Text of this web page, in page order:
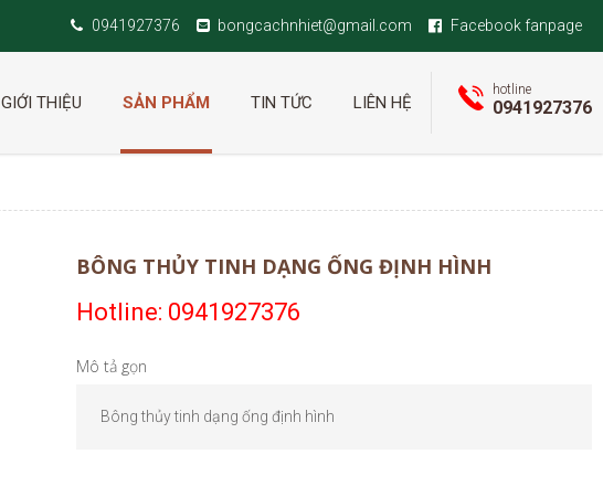
0941927376 bongcachnhiet@gmail.com Facebook fanpage
GIỚI THIỆU SẢN PHẨM TIN TỨC LIÊN HỆ
hotline
0941927376
BÔNG THỦY TINH DẠNG ỐNG ĐỊNH HÌNH
Hotline: 0941927376
Mô tả gọn
Bông thủy tinh dạng ống định hình